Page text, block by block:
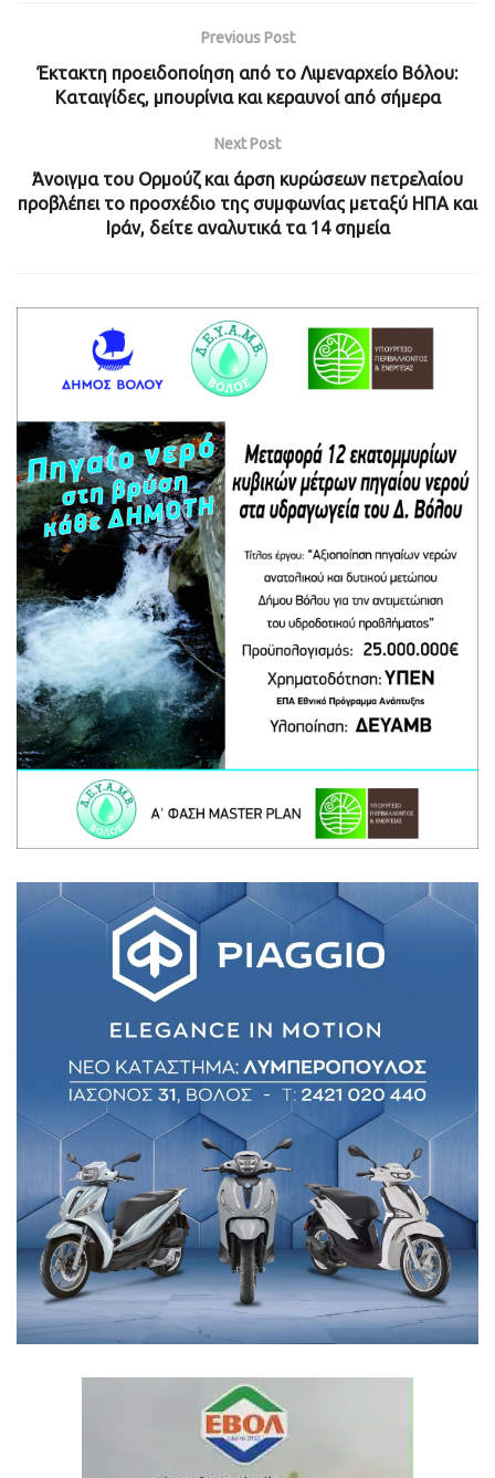
Previous Post
Έκτακτη προειδοποίηση από το Λιμεναρχείο Βόλου:
Καταιγίδες, μπουρίνια και κεραυνοί από σήμερα
Next Post
Άνοιγμα του Ορμούζ και άρση κυρώσεων πετρελαίου
προβλέπει το προσχέδιο της συμφωνίας μεταξύ ΗΠΑ και
Ιράν, δείτε αναλυτικά τα 14 σημεία